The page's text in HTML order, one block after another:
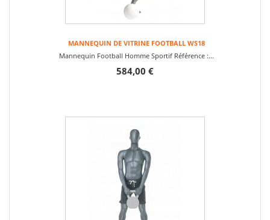
MANNEQUIN DE VITRINE FOOTBALL WS18
Mannequin Football Homme Sportif Référence :...
584,00 €